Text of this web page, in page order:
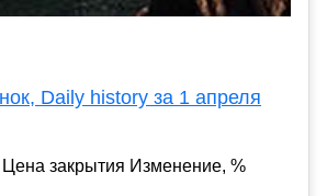
Daily history за 1 апреля
закрытия Изменение, %